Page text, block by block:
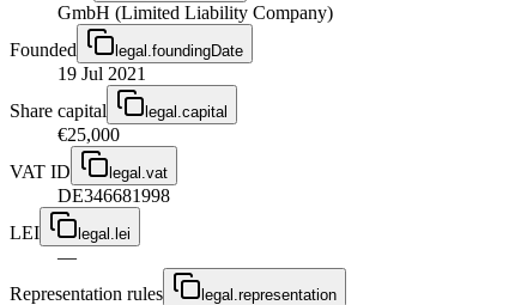
GmbH (Limited Liability Company)
Founded
legal.foundingDate
19 Jul 2021
Share capital
legal.capital
€25,000
VAT ID
legal.vat
DE346681998
LEI
legal.lei
—
Representation rules
legal.representation